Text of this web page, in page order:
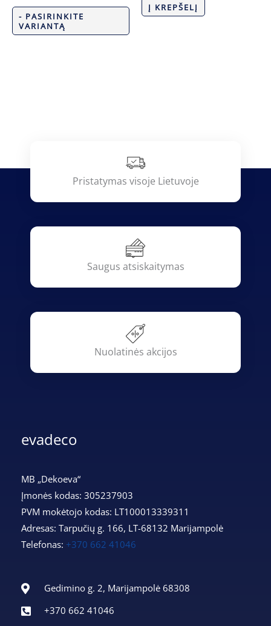
- PASIRINKITE
VARIANTĄ
Į KREPŠELĮ
Pristatymas visoje Lietuvoje
Saugus atsiskaitymas
Nuolatinės akcijos
evadeco
MB „Dekoeva“
Įmonės kodas: 305237903
PVM mokėtojo kodas: LT100013339311
Adresas: Tarpučių g. 166, LT-68132 Marijampolė
Telefonas: +370 662 41046
Gedimino g. 2, Marijampolė 68308
+370 662 41046